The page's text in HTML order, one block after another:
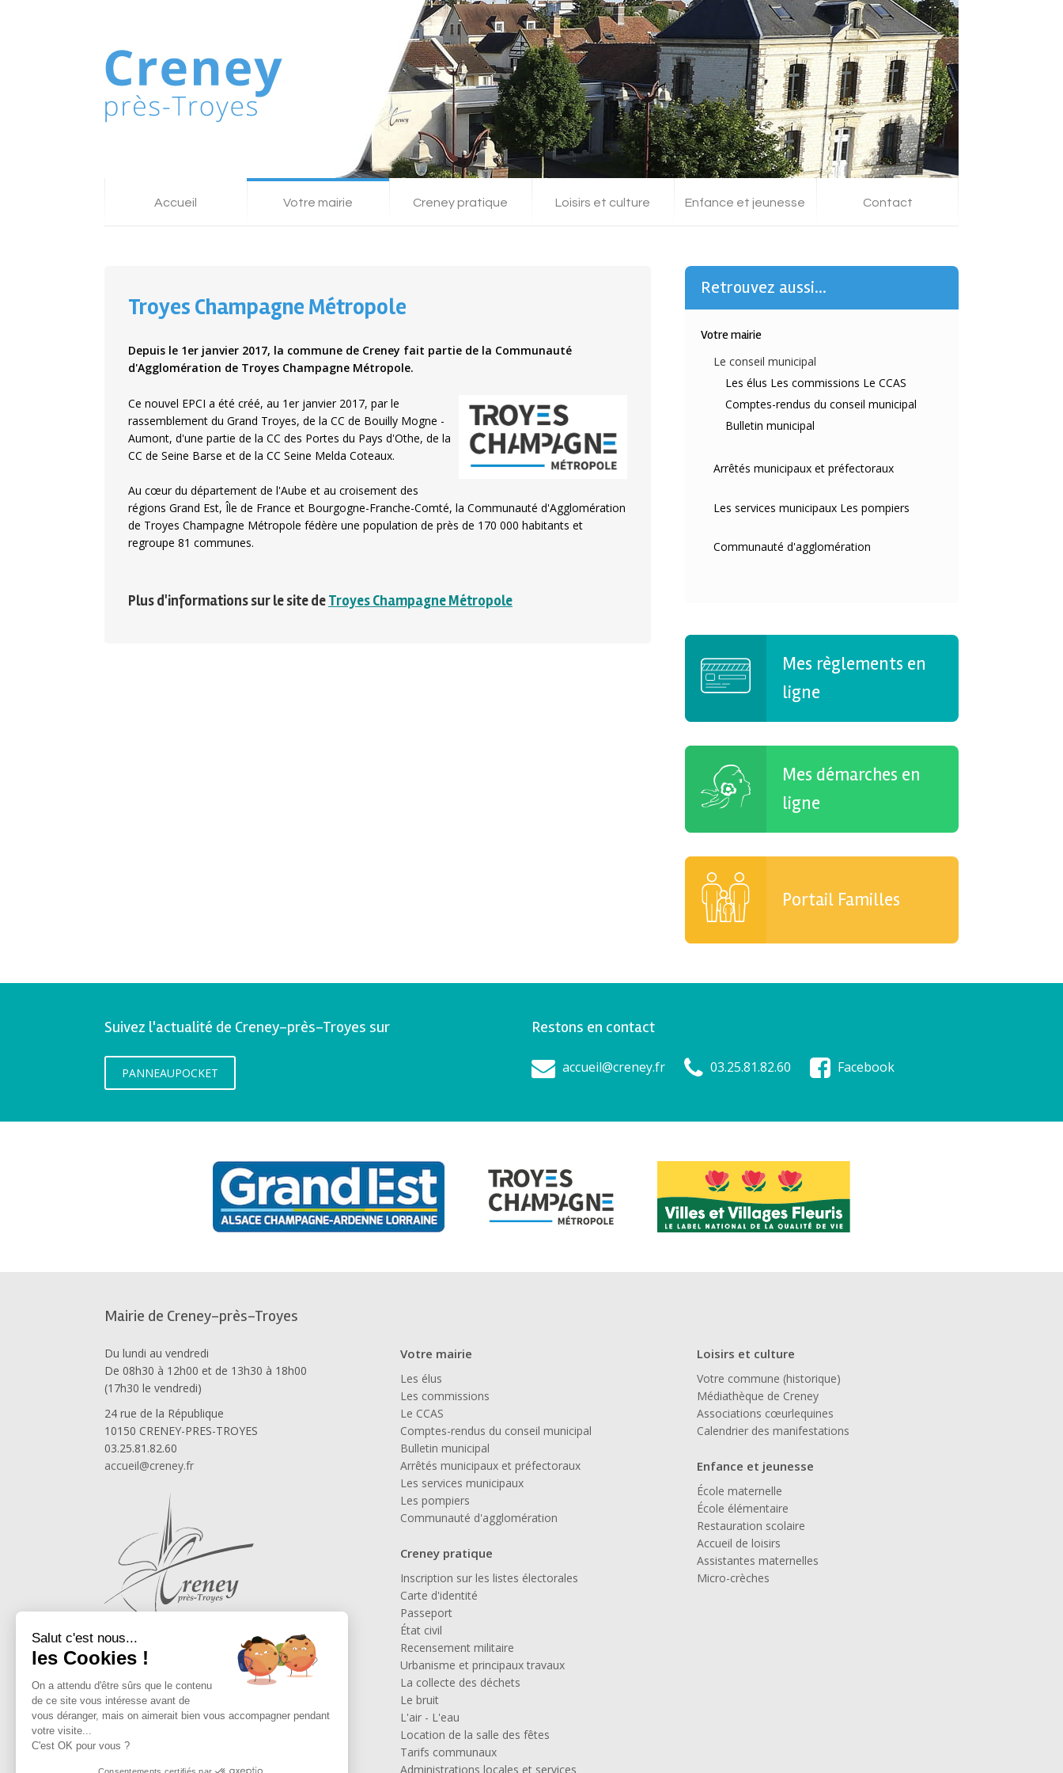
Accueil Votre mairie Creney pratique Loisirs et culture Enfance et jeunesse Contact
Troyes Champagne Métropole
Depuis le 1er janvier 2017, la commune de Creney fait partie de la Communauté
d'Agglomération de Troyes Champagne Métropole.
Ce nouvel EPCI a été créé, au 1er janvier 2017, par le
rassemblement du Grand Troyes, de la CC de Bouilly Mogne ­
Aumont, d'une partie de la CC des Portes du Pays d'Othe, de la
CC de Seine Barse et de la CC Seine Melda Coteaux.
Au cœur du département de l'Aube et au croisement des
régions Grand Est, Île de France et Bourgogne-Franche-Comté, la Communauté d'Agglomération
de Troyes Champagne Métropole fédère une population de près de 170 000 habitants et
regroupe 81 communes.
Plus d'informations sur le site deTroyes Champagne Métropole
Retrouvez aussi...
Votre mairie
Le conseil municipal
Les élus Les commissions Le CCAS
Comptes-rendus du conseil municipal
Bulletin municipal
Arrêtés municipaux et préfectoraux
Les services municipaux Les pompiers
Communauté d'agglomération
Mes règlements en
ligne
Mes démarches en
ligne
Portail Familles
Suivez l'actualité de Creney-près-Troyes sur
PANNEAUPOCKET
Restons en contact
accueil@creney.fr 03.25.81.82.60 Facebook
Mairie de Creney-près-Troyes
Du lundi au vendredi
De 08h30 à 12h00 et de 13h30 à 18h00
(17h30 le vendredi)
24 rue de la République
10150 CRENEY-PRES-TROYES
03.25.81.82.60
accueil@creney.fr
Votre mairie
Les élus
Les commissions
Le CCAS
Comptes-rendus du conseil municipal
Bulletin municipal
Arrêtés municipaux et préfectoraux
Les services municipaux
Les pompiers
Communauté d'agglomération
Creney pratique
Inscription sur les listes électorales
Carte d'identité
Passeport
État civil
Recensement militaire
Urbanisme et principaux travaux
La collecte des déchets
Le bruit
L'air - L'eau
Location de la salle des fêtes
Tarifs communaux
Administrations locales et services
Loisirs et culture
Votre commune (historique)
Médiathèque de Creney
Associations cœurlequines
Calendrier des manifestations
Enfance et jeunesse
École maternelle
École élémentaire
Restauration scolaire
Accueil de loisirs
Assistantes maternelles
Micro-crèches
Salut c'est nous...
les Cookies !
On a attendu d'être sûrs que le contenu
de ce site vous intéresse avant de
vous déranger, mais on aimerait bien vous accompagner pendant
votre visite...
C'est OK pour vous ?
Consentements certifiés par